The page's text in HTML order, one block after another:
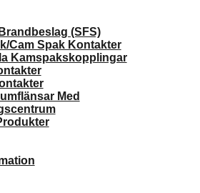
(SFS)
Cam Spak Kontakter
Kamspakskopplingar
Med